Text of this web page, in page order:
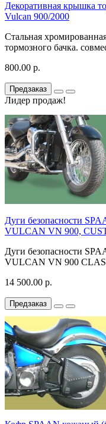
Декоративная крышка
Vulcan 900/2000
Стальная
тормозного бачка.
800.00 р.
Предзаказ
Лидер продаж!
Дуги безопасности
VULCAN VN 900,
Дуги безопасности
VULCAN VN 900
14 500.00 р.
Предзаказ